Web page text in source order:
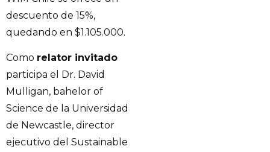
descuento de 15%,
quedando en $1.105.000.
Como relator invitado
participa el Dr. David
Mulligan, bahelor of
Science de la Universidad
de Newcastle, director
ejecutivo del Sustainable